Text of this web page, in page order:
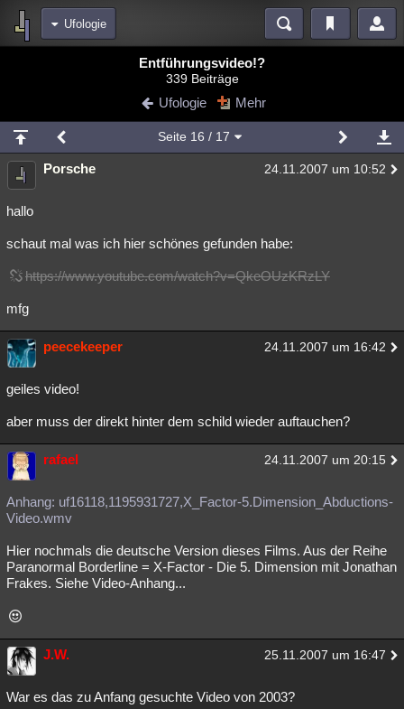
Ufologie
Blogs Videos
Chat Wiki Neuigkeiten
meine Rubriken
Menschen Mystery Kriminalfälle
Spiritualität
Natur Umfragen Unterhaltung
weitere Rubriken
Astronomie Helpdesk Gruppen Gaming Filme
Musik
Übersichten
Besucht Teilgenommen Alle Neue Geschlossen
Lesenswert
Entführungsvideo!?
339 Beiträge
Ufologie Mehr
Seite 16 / 17
Porsche 24.11.2007 um 10:52
hallo
schaut mal was ich hier schönes gefunden habe:
https://www.youtube.com/watch?v=QkeOUzKRzLY
mfg
peecekeeper 24.11.2007 um 16:42
geiles video!
aber muss der direkt hinter dem schild wieder auftauchen?
rafael 24.11.2007 um 20:15
Anhang: uf16118,1195931727,X_Factor-5.Dimension_Abductions-
Video.wmv
Hier nochmals die deutsche Version dieses Films. Aus der Reihe
Paranormal Borderline = X-Factor - Die 5. Dimension mit Jonathan
Frakes. Siehe Video-Anhang...
J.W. 25.11.2007 um 16:47
War es das zu Anfang gesuchte Video von 2003?